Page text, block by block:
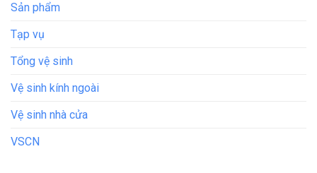
Sản phẩm
Tạp vụ
Tổng vệ sinh
Vệ sinh kính ngoài
Vệ sinh nhà cửa
VSCN